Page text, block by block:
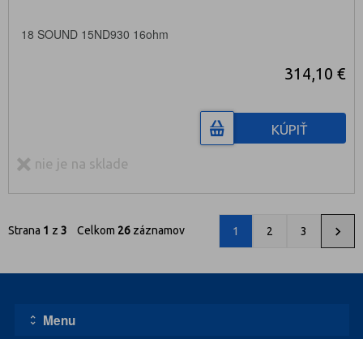
18 SOUND 15ND930 16ohm
314,10 €
KÚPIŤ
nie je na sklade
Strana 1 z 3 Celkom 26 záznamov 1 2 3
Menu